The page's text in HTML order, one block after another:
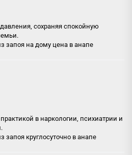
сохраняя спокойную
запоя на дому цена в анапе
в наркологии, психиатрии и
запоя круглосуточно в анапе